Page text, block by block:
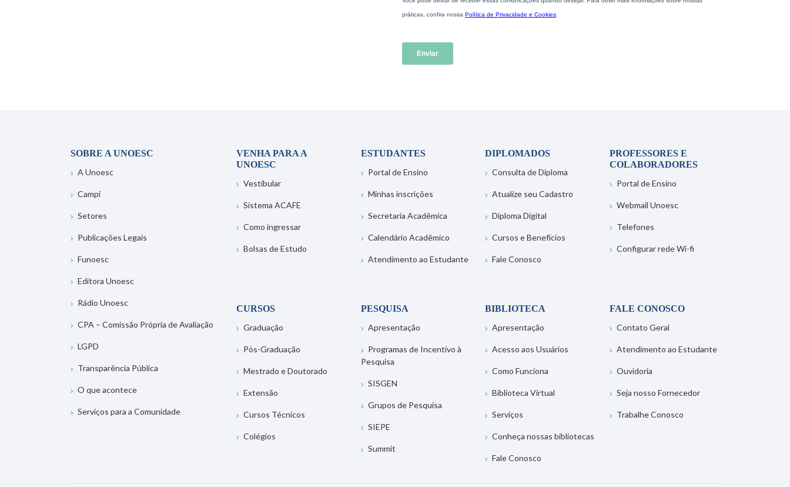
SOBRE A UNOESC
A Unoesc
Campi
Setores
Publicações Legais
Funoesc
Editora Unoesc
Rádio Unoesc
CPA – Comissão Própria de Avaliação
LGPD
Transparência Pública
O que acontece
Serviços para a Comunidade
VENHA PARA A
UNOESC
Vestibular
Sistema ACAFE
Como ingressar
Bolsas de Estudo
ESTUDANTES
Portal de Ensino
Minhas inscrições
Secretaria Acadêmica
Calendário Acadêmico
Atendimento ao Estudante
DIPLOMADOS
Consulta de Diploma
Atualize seu Cadastro
Diploma Digital
Cursos e Benefícios
Fale Conosco
PROFESSORES E
COLABORADORES
Portal de Ensino
Webmail Unoesc
Telefones
Configurar rede Wi-fi
CURSOS
Graduação
Pós-Graduação
Mestrado e Doutorado
Extensão
Cursos Técnicos
Colégios
PESQUISA
Apresentação
Programas de Incentivo à
Pesquisa
SISGEN
Grupos de Pesquisa
SIEPE
Summit
BIBLIOTECA
Apresentação
Acesso aos Usuários
Como Funciona
Biblioteca Virtual
Serviços
Conheça nossas bibliotecas
Fale Conosco
FALE CONOSCO
Contato Geral
Atendimento ao Estudante
Ouvidoria
Seja nosso Fornecedor
Trabalhe Conosco